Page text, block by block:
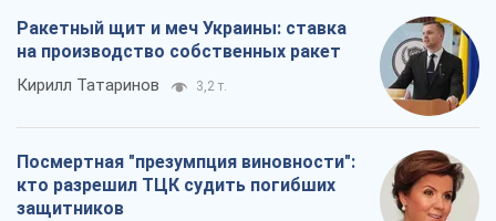
Ракетный щит и меч Украины: ставка
на производство собственных ракет
Кирилл Татаринов 3,2 т.
Посмертная "презумпция виновности":
кто разрешил ТЦК судить погибших
защитников